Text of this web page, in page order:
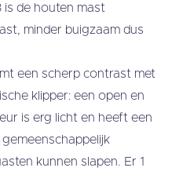
is de houten mast
minder buigzaam dus
een scherp contrast met
klipper: een open en
is erg licht en heeft een
kunnen slapen. Er 1